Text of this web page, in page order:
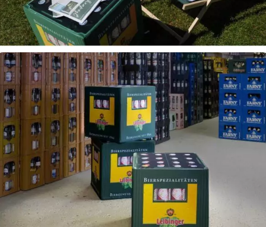
DekoCubes Messe Event POS
Leibinger Strandbad Friedrichshafen